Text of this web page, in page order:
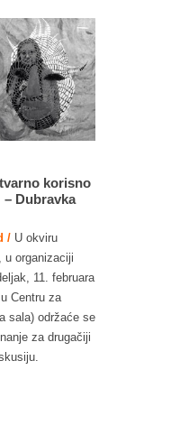
korisno
Dubravka
/ U okviru
u organizaciji
11. februara
Centru za
sala) održaće se
za drugačiji